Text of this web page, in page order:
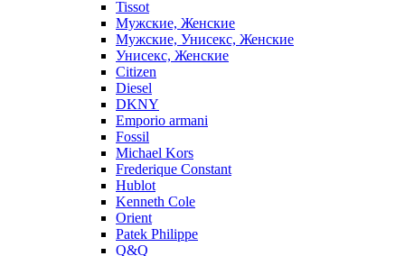
Tissot
Мужские, Женские
Мужские, Унисекс, Женские
Унисекс, Женские
Citizen
Diesel
DKNY
Emporio armani
Fossil
Michael Kors
Frederique Constant
Hublot
Kenneth Cole
Orient
Patek Philippe
Q&Q